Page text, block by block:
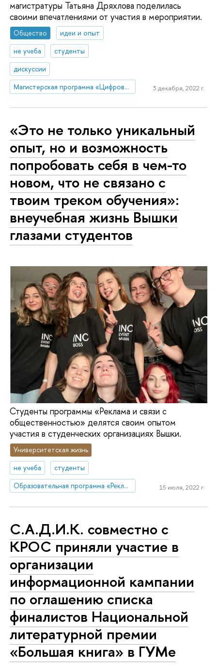
магистратуры Татьяна Дряхлова поделилась
своими впечатлениями от участия в мероприятии.
Общество
идеи и опыт
не учеба
студенты
дискуссии
Магистерская программа «Цифровые коммуникации и продуктовая аналитика»
3 декабря, 2022 г.
«Это не только уникальный
опыт, но и возможность
попробовать себя в чем-то
новом, что не связано с
твоим треком обучения»:
внеучебная жизнь Вышки
глазами студентов
Студенты программы «Реклама и связи с
общественностью» делятся своим опытом
участия в студенческих организациях Вышки.
Университетская жизнь
не учеба
студенты
Образовательная программа «Реклама и связи с общественностью»
15 июля, 2022 г.
С.А.Д.И.К. совместно с
КРОС приняли участие в
организации
информационной кампании
по оглашению списка
финалистов Национальной
литературной премии
«Большая книга» в ГУМе